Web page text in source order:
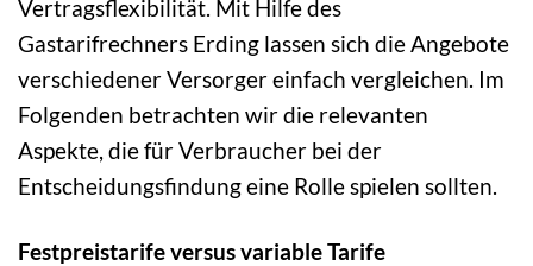
Vertragsflexibilität. Mit Hilfe des
Gastarifrechners Erding lassen sich die Angebote
verschiedener Versorger einfach vergleichen. Im
Folgenden betrachten wir die relevanten
Aspekte, die für Verbraucher bei der
Entscheidungsfindung eine Rolle spielen sollten.
Festpreistarife versus variable Tarife